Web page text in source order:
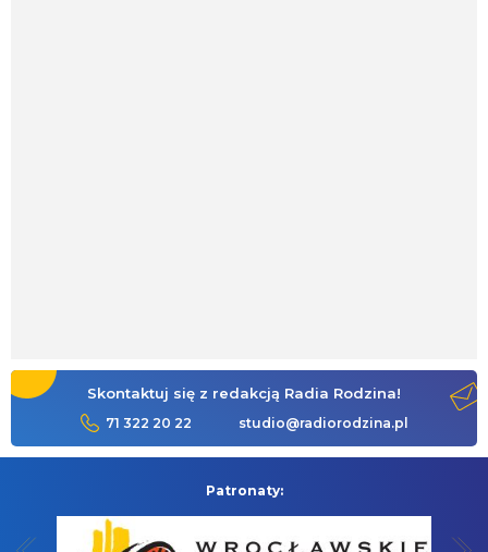
Skontaktuj się z redakcją Radia Rodzina!
71 322 20 22 studio@radiorodzina.pl
Patronaty: